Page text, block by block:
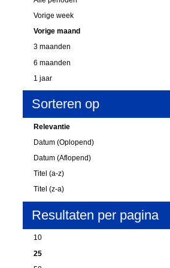
Vorige week
Vorige maand
3 maanden
6 maanden
1 jaar
Sorteren op
Relevantie
Datum (Oplopend)
Datum (Aflopend)
Titel (a-z)
Titel (z-a)
Resultaten per pagina
10
25